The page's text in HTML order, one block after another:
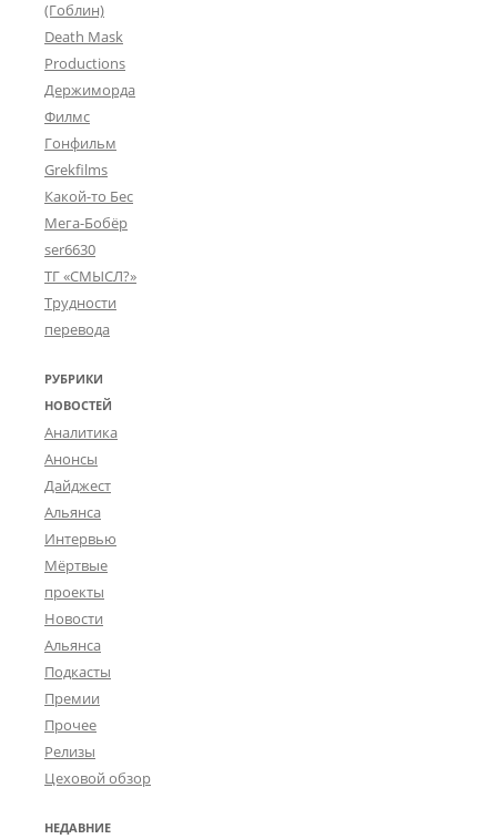
(Гоблин)
Death Mask
Productions
Держиморда
Филмс
Гонфильм
Grekfilms
Какой-то Бес
Мега-Бобёр
ser6630
ТГ «СМЫСЛ?»
Трудности
перевода
РУБРИКИ
НОВОСТЕЙ
Аналитика
Анонсы
Дайджест
Альянса
Интервью
Мёртвые
проекты
Новости
Альянса
Подкасты
Премии
Прочее
Релизы
Цеховой обзор
НЕДАВНИЕ